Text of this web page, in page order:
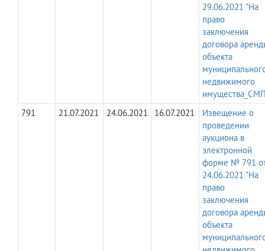
29.06.2021 "На
право
заключения
договора
объекта
недвижимого
791
21.07.2021 24.06.2021 16.07.2021
Извещение о
проведении
аукциона в
электронной
форме № 791
24.06.2021 "На
право
заключения
договора
объекта